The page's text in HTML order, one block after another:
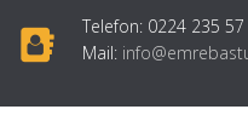
Telefon: 0224 235 57
Mail:
Hızlı Menü